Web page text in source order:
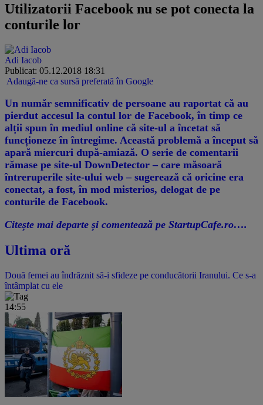
Utilizatorii Facebook nu se pot conecta la
conturile lor
Adi Iacob
Publicat: 05.12.2018 18:31
Adaugă-ne ca sursă preferată în Google
Un număr semnificativ de persoane au raportat că au
pierdut accesul la contul lor de Facebook, în timp ce
alții spun în mediul online că site-ul a încetat să
funcționeze în întregime. Această problemă a început să
apară miercuri după-amiază. O serie de comentarii
rămase pe site-ul DownDetector – care măsoară
întreruperile site-ului web – sugerează că oricine era
conectat, a fost, în mod misterios, delogat de pe
conturile de Facebook.
Citește mai departe și comentează pe StartupCafe.ro….
Ultima oră
Două femei au îndrăznit să-i sfideze pe conducătorii Iranului. Ce s-a
întâmplat cu ele
14:55